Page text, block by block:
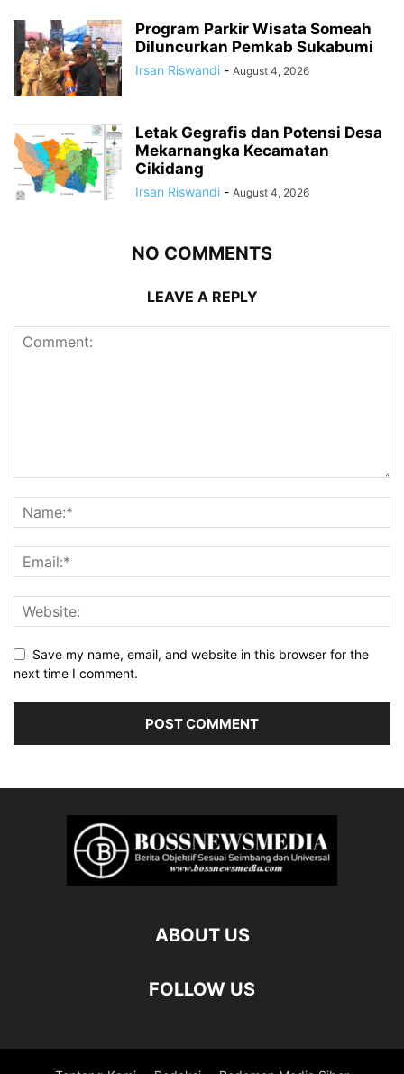
Program Parkir Wisata Someah
Diluncurkan Pemkab Sukabumi
Irsan Riswandi - August 4, 2026
Letak Gegrafis dan Potensi Desa
Mekarnangka Kecamatan
Cikidang
Irsan Riswandi - August 4, 2026
NO COMMENTS
LEAVE A REPLY
Save my name, email, and website in this browser for the
next time I comment.
ABOUT US
FOLLOW US